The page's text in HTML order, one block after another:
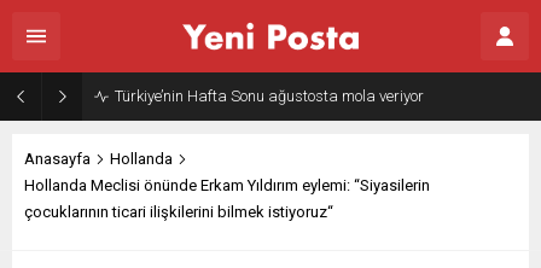
Gazze’nin geleceği: Teknokratik kontrol mü, kolonializm mi?
Anasayfa
Hollanda
Hollanda Meclisi önünde Erkam Yıldırım eylemi: “Siyasilerin
çocuklarının ticari ilişkilerini bilmek istiyoruz“